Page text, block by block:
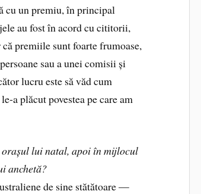
cu un premiu, în principal
au fost în acord cu cititorii,
premiile sunt foarte frumoase,
sau a unei comisii și
lucru este să văd cum
a plăcut povestea pe care am
lui natal, apoi în mijlocul
anchetă?
de sine stătătoare —